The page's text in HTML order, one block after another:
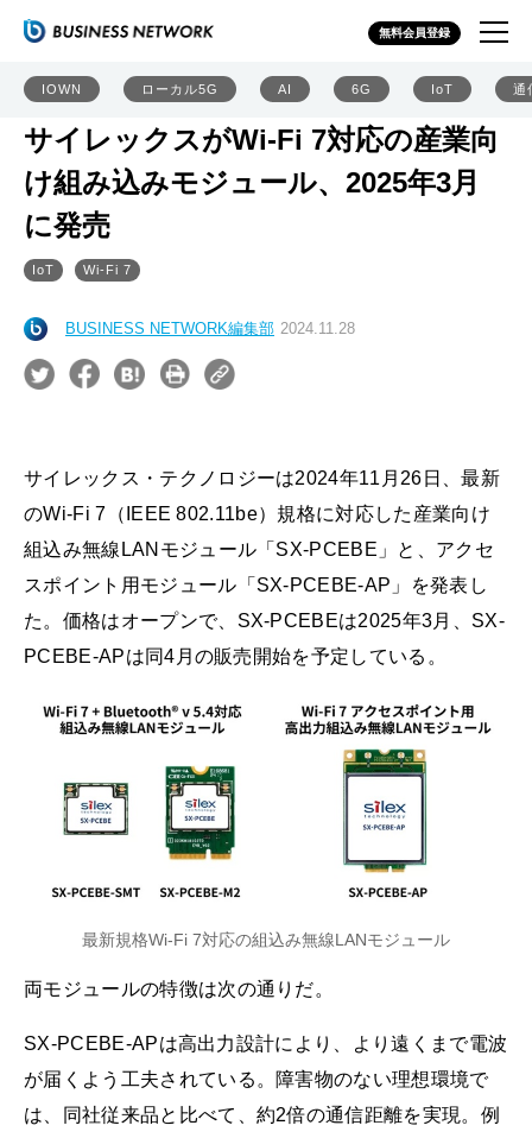
無料会員登録
IOWN ローカル5G AI 6G IoT 通
サイレックスがWi-Fi 7対応の産業向
け組み込みモジュール、2025年3月
に発売
IoT Wi-Fi 7
BUSINESS NETWORK編集部 2024.11.28
サイレックス・テクノロジーは2024年11月26日、最新
のWi-Fi 7（IEEE 802.11be）規格に対応した産業向け
組込み無線LANモジュール「SX-PCEBE」と、アクセ
スポイント用モジュール「SX-PCEBE-AP」を発表し
た。価格はオープンで、SX-PCEBEは2025年3月、SX-
PCEBE-APは同4月の販売開始を予定している。
最新規格Wi-Fi 7対応の組込み無線LANモジュール
両モジュールの特徴は次の通りだ。
SX-PCEBE-APは高出力設計により、より遠くまで電波
が届くよう工夫されている。障害物のない理想環境で
は、同社従来品と比べて、約2倍の通信距離を実現。例